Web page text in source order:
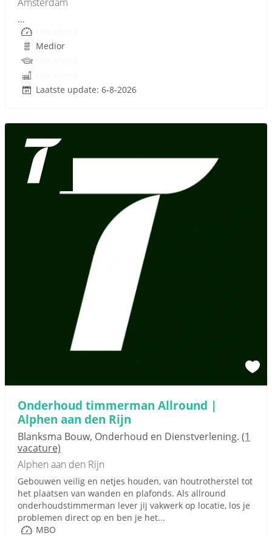
...
Medior
Laatste update: 6-8-2026
Onderhoud timmerman Allround |
Alphen aan den Rijn
Blanksma Bouw, Onderhoud en Dienstverlening. (1
vacature)
Alphen aan den Rijn
Gebouwen veilig en netjes houden, van houtrotherstel tot
het plaatsen van wanden en plafonds. Als allround
onderhoudstimmerman lever jij vakwerk op locatie, los je
problemen direct op en ben je het...
MBO